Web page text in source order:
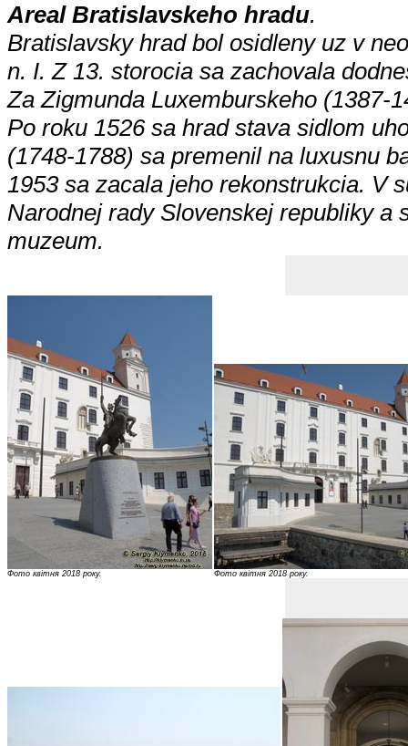
Areal Bratislavskeho hradu.
Bratislavsky hrad bol osidleny uz v
n. I. Z 13. storocia sa zachovala
Za Zigmunda Luxemburskeho (1387-
Po roku 1526 sa hrad stava sidlom
(1748-1788) sa premenil na luxusnu
1953 sa zacala jeho rekonstrukcia. V
Narodnej rady Slovenskej republiky a
muzeum.
Фото квітня 2018 року. Фото квітня 2018 року.